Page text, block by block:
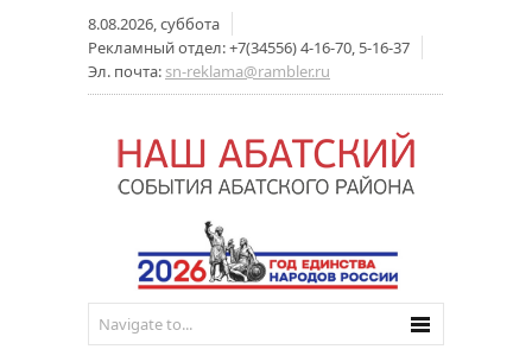
8.08.2026, суббота
Рекламный отдел: +7(34556) 4-16-70, 5-16-37
Эл. почта: sn-reklama@rambler.ru